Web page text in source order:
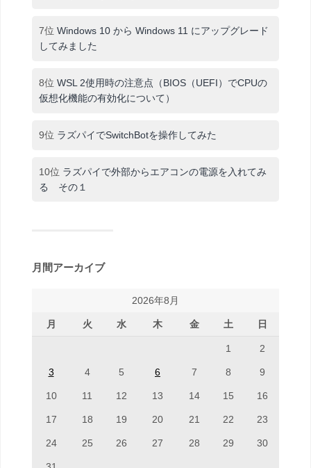
7位 Windows 10 から Windows 11 にアップグレード
してみました
8位 WSL 2使用時の注意点（BIOS（UEFI）でCPUの
仮想化機能の有効化について）
9位 ラズパイでSwitchBotを操作してみた
10位 ラズパイで外部からエアコンの電源を入れてみ
る その１
月間アーカイブ
2026年8月
月 火 水 木 金 土 日
1 2
3 4 5 6 7 8 9
10 11 12 13 14 15 16
17 18 19 20 21 22 23
24 25 26 27 28 29 30